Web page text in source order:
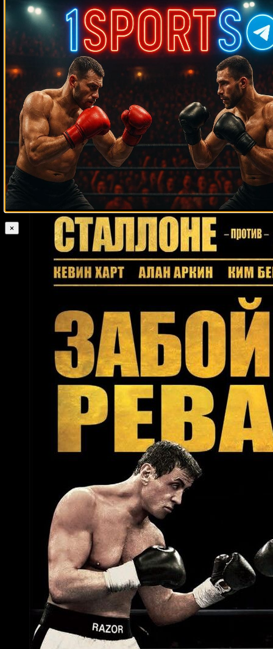
Случайные боксеры
Эпифанио Мендоса Даниэль Сарагоса Джеронимо Кардоз
Флойд Паттерсон Роберто Аподака
Энрико
Педро Кампа Карен Аветисян Фредди Круз
Роберт Колай
Вилли Бесманофф Майрис Бриедис Азума Нельсон
Бэрри Батлер
Гленн Томас
Мартин Роган Джозеф Чингангу Одланьер Солис Ноэ
Мартинеса Райгозу Брайан Лондон Фахсан 3K Баттери Игорь
Потеря Руди Гауве Ларри Фрейзер Вячеслав Яковенко Энтони
Уиллис Ли Вуд Крис Ханикатт Николай Валуев
Джон Авила Киркланд Лэйнг Терренс Смит Брайан Кулеман
Винсент
Ховард Эл Малкольм Олег Борисов Сэндерлин Уильямс Нэйтен
Клеверли Эдвард Гутьеррес Лоренцо Занон
Эрик Якубовски
Мелкуизаэль Коста
Келл Брук Джеймс Тиллис
×